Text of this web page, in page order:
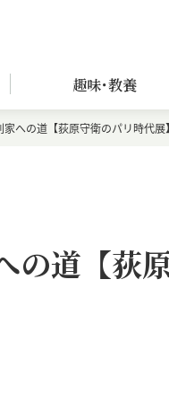
趣味･教養
への道【荻原守衛のパリ時代展】
の道【荻